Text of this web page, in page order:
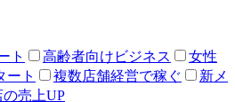
ト 高齢者向けビジネス
女性
ート 複数店舗経営で稼ぐ
新メ
の売上UP